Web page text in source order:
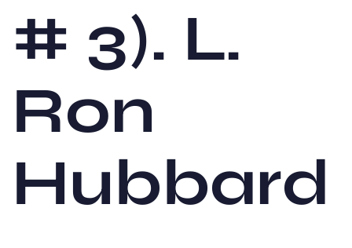
# 3). L.
Ron
Hubbard